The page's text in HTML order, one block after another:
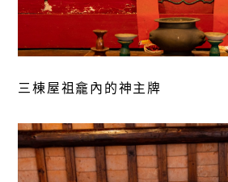
三棟屋祖龕內的神主牌